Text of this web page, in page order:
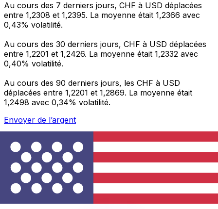
Au cours des 7 derniers jours, CHF à USD déplacées
entre 1,2308 et 1,2395. La moyenne était 1,2366 avec
0,43% volatilité.
Au cours des 30 derniers jours, CHF à USD déplacées
entre 1,2201 et 1,2426. La moyenne était 1,2332 avec
0,40% volatilité.
Au cours des 90 derniers jours, les CHF à USD
déplacées entre 1,2201 et 1,2869. La moyenne était
1,2498 avec 0,34% volatilité.
Envoyer de l’argent
Gérez votre argent et vos devises lorsque vous
êtes en déplacement
L'application Xe réunit toutes les fonctionnalités
nécessaires pour vos transferts d'argent internationaux
et la gestion de vos devises. Convertissez des devises,